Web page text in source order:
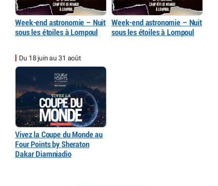
Week-end astronomie – Nuit
sous les étoiles à Lompoul
Week-end astronomie – Nuit
sous les étoiles à Lompoul
Du 18 juin au 31 août
Vivez la Coupe du Monde au
Four Points by Sheraton
Dakar Diamniadio